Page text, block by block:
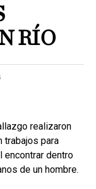
RÍO
realizaron
trabajos para
encontrar dentro
de un hombre.